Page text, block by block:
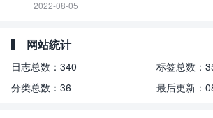
2022-08-05
网站统计
日志总数： 340 标签总数：
分类总数： 36 最后更新：